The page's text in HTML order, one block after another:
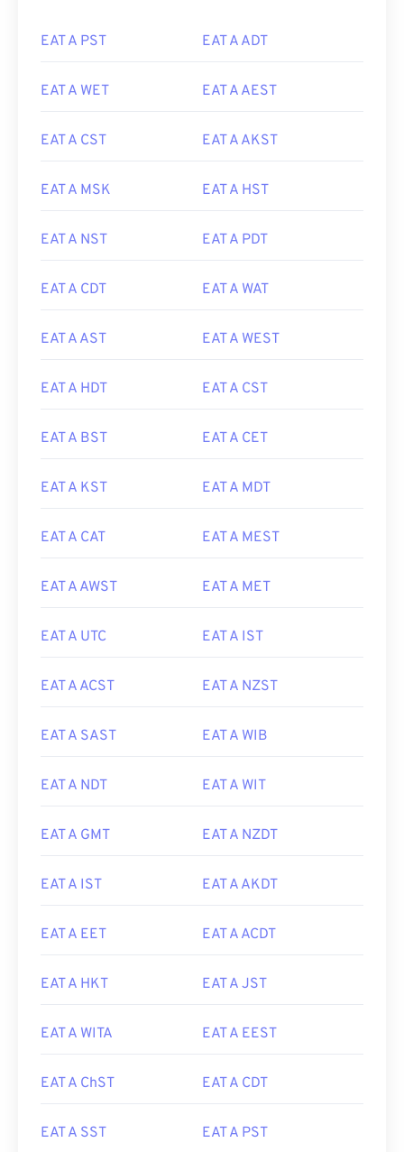
EAT A PST EAT A ADT
EAT A WET EAT A AEST
EAT A CST EAT A AKST
EAT A MSK EAT A HST
EAT A NST EAT A PDT
EAT A CDT EAT A WAT
EAT A AST EAT A WEST
EAT A HDT EAT A CST
EAT A BST EAT A CET
EAT A KST EAT A MDT
EAT A CAT EAT A MEST
EAT A AWST EAT A MET
EAT A UTC EAT A IST
EAT A ACST EAT A NZST
EAT A SAST EAT A WIB
EAT A NDT EAT A WIT
EAT A GMT EAT A NZDT
EAT A IST EAT A AKDT
EAT A EET EAT A ACDT
EAT A HKT EAT A JST
EAT A WITA EAT A EEST
EAT A ChST EAT A CDT
EAT A SST EAT A PST